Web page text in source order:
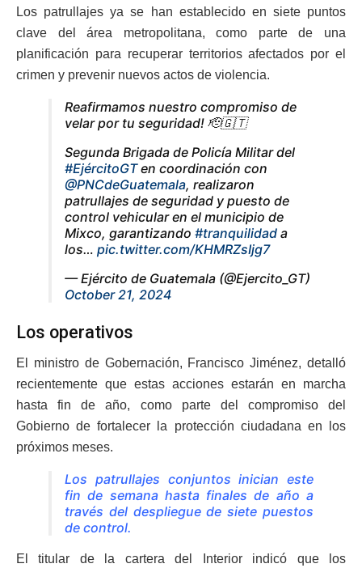
Los patrullajes ya se han establecido en siete puntos
clave del área metropolitana, como parte de una
planificación para recuperar territorios afectados por el
crimen y prevenir nuevos actos de violencia.
Reafirmamos nuestro compromiso de
velar por tu seguridad! 🫡🇬🇹
Segunda Brigada de Policía Militar del
#EjércitoGTen coordinación con
@PNCdeGuatemala, realizaron
patrullajes de seguridad y puesto de
control vehicular en el municipio de
Mixco, garantizando #tranquilidad a
los… pic.twitter.com/KHMRZsIjg7
— Ejército de Guatemala (@Ejercito_GT)
October 21, 2024
Los operativos
El ministro de Gobernación, Francisco Jiménez, detalló
recientemente que estas acciones estarán en marcha
hasta fin de año, como parte del compromiso del
Gobierno de fortalecer la protección ciudadana en los
próximos meses.
Los patrullajes conjuntos inician este
fin de semana hasta finales de año a
través del despliegue de siete puestos
de control.
El titular de la cartera del Interior indicó que los